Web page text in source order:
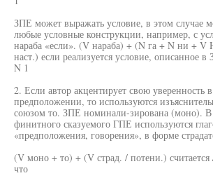
ЗПЕ может выражать условие, в этом случае
любые условные конструкции, например, с
нараба «если». (V нараба) + (N га + N ни + V
наст.) если реализуется условие, описанное
N 1
2. Если автор акцентирует свою уверенность
предположении, то используются
союзом то. ЗПЕ номинали-зирована (моно).
финитного сказуемого ГПЕ используются
«предположения, говорения», в форме
(V моно + то) + (V страд. / потени.)
что